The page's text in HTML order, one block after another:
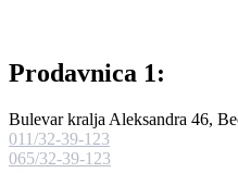
Prodavnica 1:
Bulevar kralja Aleksandra 46,
011/32-39-123
065/32-39-123